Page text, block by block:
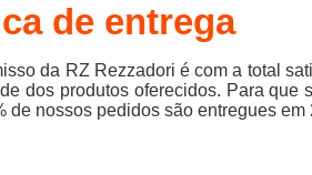
de entrega
da RZ Rezzadori é com a total
dos produtos oferecidos. Para que
de nossos pedidos são entregues